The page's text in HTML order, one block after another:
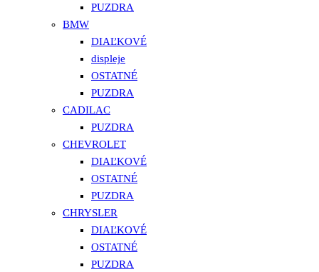
PUZDRA
BMW
DIAĽKOVÉ
displeje
OSTATNÉ
PUZDRA
CADILAC
PUZDRA
CHEVROLET
DIAĽKOVÉ
OSTATNÉ
PUZDRA
CHRYSLER
DIAĽKOVÉ
OSTATNÉ
PUZDRA